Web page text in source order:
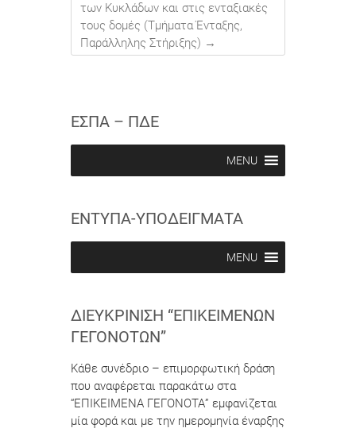
των Κυκλάδων και στις ενταξιακές
τους δομές (Τμήματα Ένταξης,
Παράλληλης Στήριξης) →
ΕΣΠΑ – ΠΔΕ
MENU
ΕΝΤΥΠΑ-ΥΠΟΔΕΙΓΜΑΤΑ
MENU
ΔΙΕΥΚΡΊΝΙΣΗ “ΕΠΙΚΕΊΜΕΝΩΝ
ΓΕΓΟΝΌΤΩΝ”
Κάθε συνέδριο – επιμορφωτική δράση
που αναφέρεται παρακάτω στα
“ΕΠΙΚΕΙΜΕΝΑ ΓΕΓΟΝΟΤΑ” εμφανίζεται
μία φορά και με την ημερομηνία έναρξης